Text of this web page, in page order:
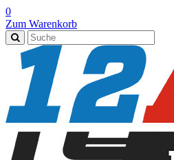
0
Zum Warenkorb